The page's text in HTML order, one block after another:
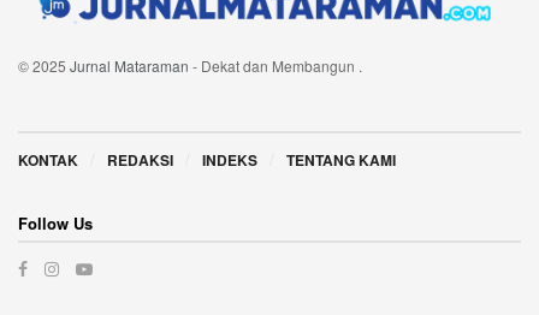
© 2025 Jurnal Mataraman - Dekat dan Membangun .
KONTAK REDAKSI INDEKS TENTANG KAMI
Follow Us